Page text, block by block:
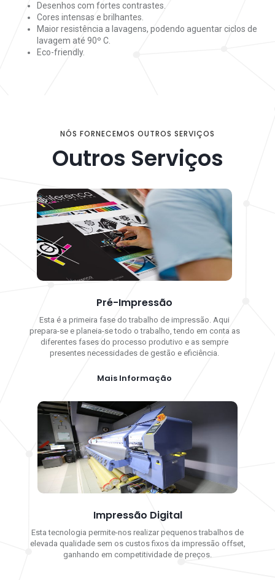
Desenhos com fortes contrastes.
Cores intensas e brilhantes.
Maior resistência a lavagens, podendo aguentar ciclos de
lavagem até 90º C.
Eco-friendly.
NÓS FORNECEMOS OUTROS SERVIÇOS
Outros Serviços
Pré-Impressão
Esta é a primeira fase do trabalho de impressão. Aqui
prepara-se e planeia-se todo o trabalho, tendo em conta as
diferentes fases do processo produtivo e as sempre
presentes necessidades de gestão e eficiência.
Mais Informação
Impressão Digital
Esta tecnologia permite-nos realizar pequenos trabalhos de
elevada qualidade sem os custos fixos da impressão offset,
ganhando em competitividade de preços.